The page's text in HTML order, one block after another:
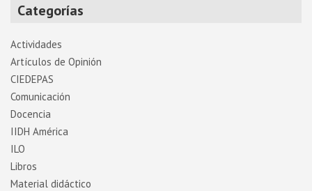
Categorías
Actividades
Artí­culos de Opinión
CIEDEPAS
Comunicación
Docencia
IIDH América
ILO
Libros
Material didáctico